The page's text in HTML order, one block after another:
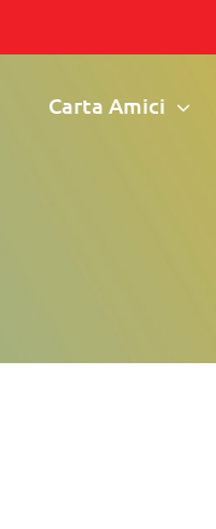
Carta Amici